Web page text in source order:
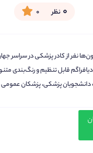
۰ نظر ۰
۳ که توسط میلیون‌ها نفر از کادر
قابل تنظیم و رنگ‌بندی
پزشکی، پزشکان عمومی